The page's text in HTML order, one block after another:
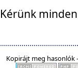
Kérünk
Kopirájt meg hasonlók